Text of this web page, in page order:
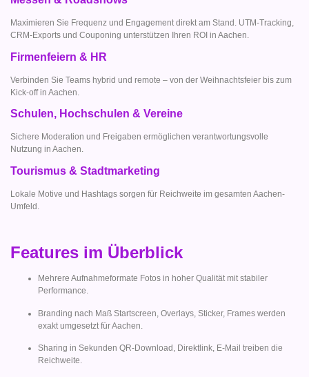
Maximieren Sie Frequenz und Engagement direkt am Stand. UTM-Tracking,
CRM-Exports und Couponing unterstützen Ihren ROI in Aachen.
Firmenfeiern & HR
Verbinden Sie Teams hybrid und remote – von der Weihnachtsfeier bis zum
Kick-off in Aachen.
Schulen, Hochschulen & Vereine
Sichere Moderation und Freigaben ermöglichen verantwortungsvolle
Nutzung in Aachen.
Tourismus & Stadtmarketing
Lokale Motive und Hashtags sorgen für Reichweite im gesamten Aachen-
Umfeld.
Features im Überblick
Mehrere Aufnahmeformate Fotos in hoher Qualität mit stabiler
Performance.
Branding nach Maß Startscreen, Overlays, Sticker, Frames werden
exakt umgesetzt für Aachen.
Sharing in Sekunden QR-Download, Direktlink, E-Mail treiben die
Reichweite.